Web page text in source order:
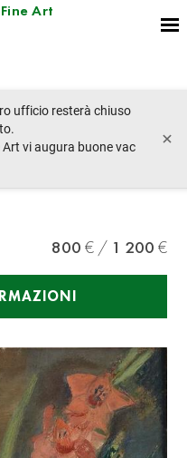
Art
ufficio resterà chiuso
vi augura buone vac
×
lotto prossimo
800 1 200